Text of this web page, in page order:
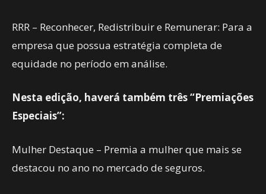
RRR – Reconhecer, Redistribuir e Remunerar: Para a
empresa que possua estratégia completa de
equidade no período em análise.
Nesta edição, haverá também três “Premiações
Especiais”:
Mulher Destaque – Premia a mulher que mais se
destacou no ano no mercado de seguros.